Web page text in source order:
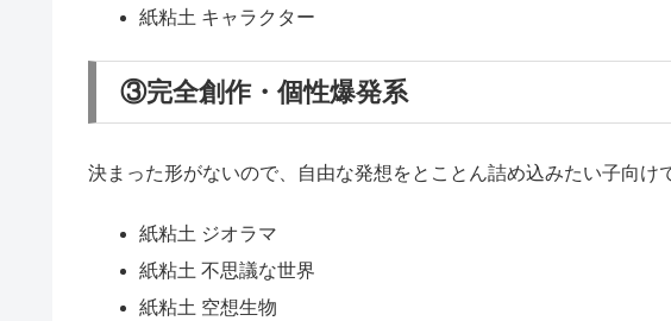
テーマが決まらない時は、カテゴリから
というわけで、うちで実際に使っていたカテゴリ分けを紹介します
にしてみてくださいね。
①作った後も使える系（実用系）